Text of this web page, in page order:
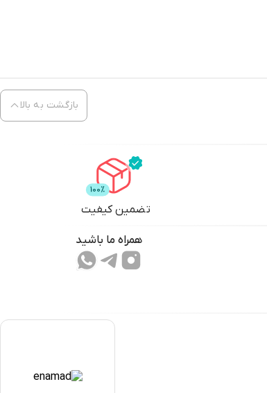
بازگشت به بالا
تضمین کیفیت
همراه ما باشید